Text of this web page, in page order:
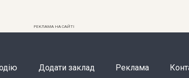
РЕКЛАМА НА САЙТІ
Додати заклад Реклама